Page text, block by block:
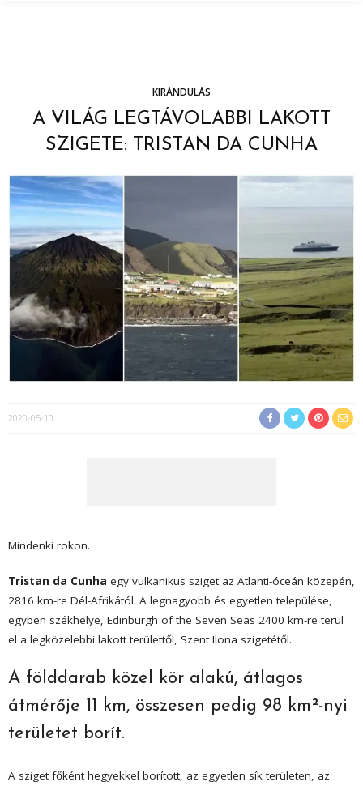
KIRÁNDULÁS
A VILÁG LEGTÁVOLABBI LAKOTT
SZIGETE: TRISTAN DA CUNHA
2020-05-10
Mindenki rokon.
Tristan da Cunha egy vulkanikus sziget az Atlanti-óceán közepén,
2816 km-re Dél-Afrikától. A legnagyobb és egyetlen települése,
egyben székhelye, Edinburgh of the Seven Seas 2400 km-re terül
el a legközelebbi lakott területtől, Szent Ilona szigetétől.
A földdarab közel kör alakú, átlagos
átmérője 11 km, összesen pedig 98 km²-nyi
területet borít.
A sziget főként hegyekkel borított, az egyetlen sík területen, az